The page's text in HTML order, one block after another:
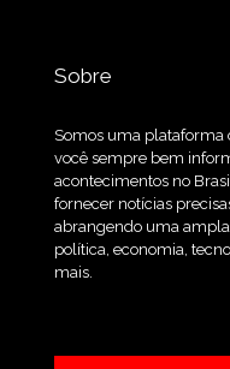
Sobre
Somos uma plataforma
você sempre bem
acontecimentos no
fornecer notícias
abrangendo uma
política, economia,
mais.